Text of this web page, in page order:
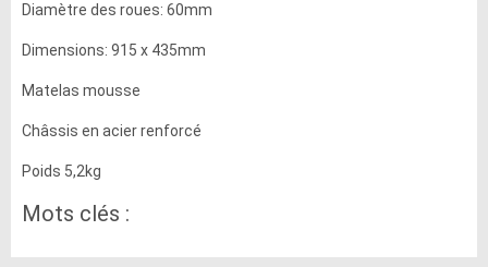
Diamètre des roues: 60mm
Dimensions: 915 x 435mm
Matelas mousse
Châssis en acier renforcé
Poids 5,2kg
Mots clés :